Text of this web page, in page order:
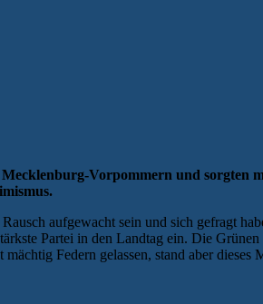
Vorpommern und
aufgewacht sein und sich gefragt
Partei in den Landtag ein. Die
Federn gelassen, stand aber